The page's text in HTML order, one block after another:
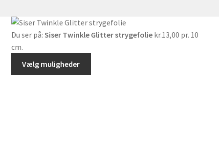
Du ser på: Siser Twinkle Glitter strygefolie kr.13,00 pr. 10
cm.
Vælg muligheder